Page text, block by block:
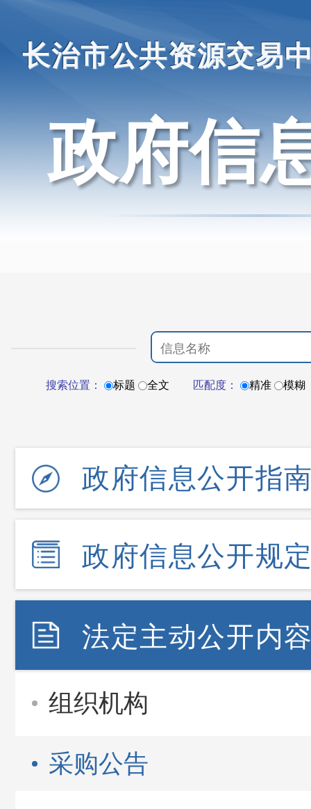
长治市公共资源交易
政府信
搜索位置： 标题 全文 匹配度： 精准 模糊
政府信息公开指
政府信息公开规
法定主动公开内
组织机构
采购公告